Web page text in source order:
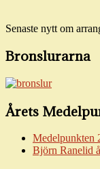
Senaste nytt om
Bronslurarna
Årets
Medelpunkten
Björn Ranelid